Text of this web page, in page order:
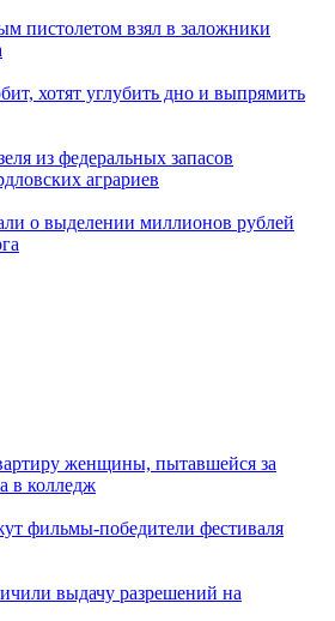
пистолетом взял в заложники
хотят углубить дно и выпрямить
из федеральных запасов
аграриев
о выделении миллионов рублей
женщины, пытавшейся за
в колледж
фильмы-победители фестиваля
выдачу разрешений на